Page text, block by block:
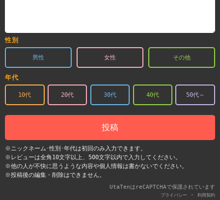
性別
男性 女性 その他
年代
10代 20代 30代 40代 50代～
投稿
※ニックネーム･性別･年代は初回のみ入力できます。
※レビューは全角10文字以上、500文字以内で入力してください。
※他の人が不快に思うような内容や個人情報は書かないでください。
※投稿後の編集・削除はできません。
UtaTenはreCAPTCHAで保護されています
プライバシー - 利用契約